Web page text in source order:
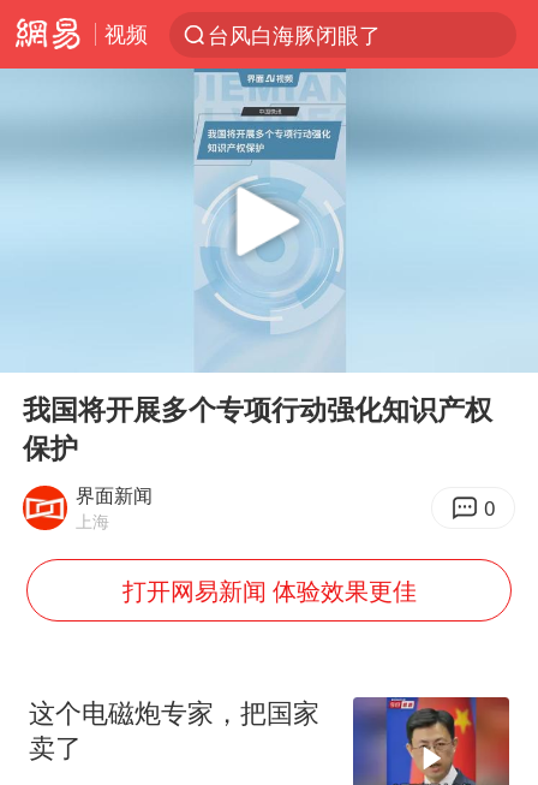
视频
台风白海豚闭眼了
香港宏福苑火灾或由烟头引起
浙江台州《告全体市民书》
多所高校取消艺考
陕西柞水泥石流已致2死 仍有1人失联
22岁女生独闯南太行失联12天
张本智和：零封向鹏不意外
微信新功能：你可以“撤回”你的撤回
浙江最强风雨时段已锁定
万岁山接盘烂尾恒大文旅城
Play
我国将开展多个专项行动强化知识产权
保护
界面新闻
上海 0
打开网易新闻 体验效果更佳
这个电磁炮专家，把国家
卖了